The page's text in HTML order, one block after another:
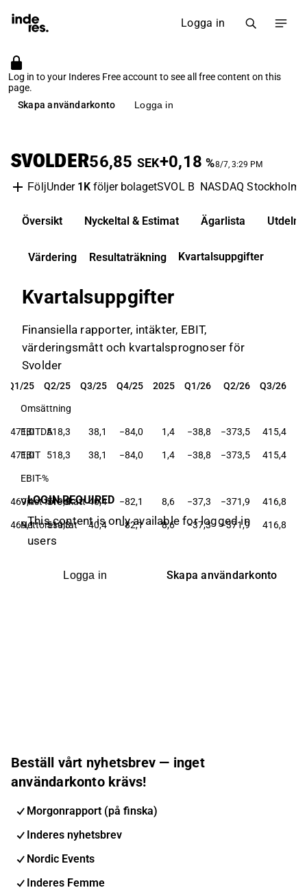
Logga in
Log in to your Inderes Free account to see all free content on this
page.
Skapa användarkonto
Logga in
SVOLDER56,85 SEK+0,18 %8/7, 3:29 PM
FöljUnder 1K följer bolagetSVOL B NASDAQ Stockholm
Översikt Nyckeltal & Estimat Ägarlista
Värdering Resultaträkning Kvartalsuppgifter
Kvartalsuppgifter
Finansiella rapporter, intäkter, EBIT,
värderingsmått och kvartalsprognoser för
Svolder
Q1/25 Q2/25 Q3/25 Q4/25 2025 Q1/26 Q2/26 Q3/26
Q1/25 Q2/25 Q3/25 Q4/25 2025 Q1/26 Q2/26 Q3/26
Omsättning
EBITDA
−471,0 518,3 38,1 −84,0 1,4 −38,8 −373,5 415,4
EBIT
−471,0 518,3 38,1 −84,0 1,4 −38,8 −373,5 415,4
EBIT-%
Vinst före skatt
−469,1 519,3 40,4 −82,1 8,6 −37,3 −371,9 416,8
Nettoresultat
−469,1 519,3 40,4 −82,1 8,6 −37,3 −371,9 416,8
LOGIN REQUIRED
This content is only available for logged in
users
Logga in Skapa användarkonto
Beställ vårt nyhetsbrev — inget
användarkonto krävs!
Morgonrapport (på finska)
Inderes nyhetsbrev
Nordic Events
Inderes Femme